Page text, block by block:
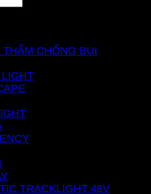
CHỐNG BỤI
TRACKLIGHT 48V